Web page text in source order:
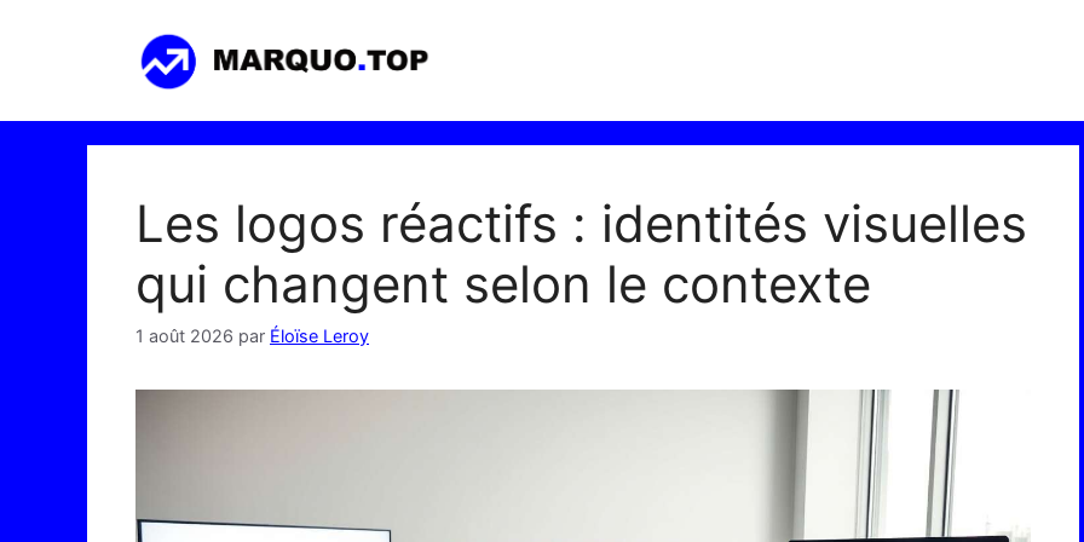
Les logos réactifs : identités visuelles
qui changent selon le contexte
1 août 2026 par Éloïse Leroy